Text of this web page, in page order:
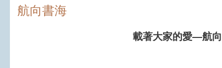
航向書海
載著大家的愛—航